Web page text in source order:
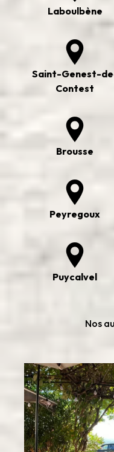
Laboulbène
Saint-Genest-
Contest
Brousse
Peyregoux
Puycalvel
Nos